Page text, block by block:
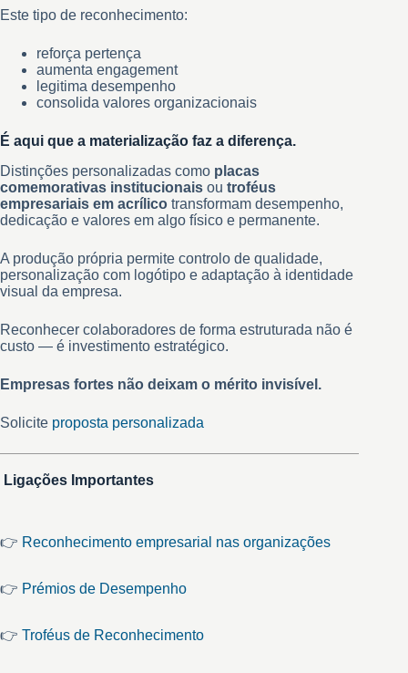
Este tipo de reconhecimento:
reforça pertença
aumenta engagement
legitima desempenho
consolida valores organizacionais
É aqui que a materialização faz a diferença.
Distinções personalizadas como placas
comemorativas institucionais ou troféus
empresariais em acrílico transformam desempenho,
dedicação e valores em algo físico e permanente.
A produção própria permite controlo de qualidade,
personalização com logótipo e adaptação à identidade
visual da empresa.
Reconhecer colaboradores de forma estruturada não é
custo — é investimento estratégico.
Empresas fortes não deixam o mérito invisível.
Solicite proposta personalizada
Ligações Importantes
👉 Reconhecimento empresarial nas organizações
👉 Prémios de Desempenho
👉 Troféus de Reconhecimento